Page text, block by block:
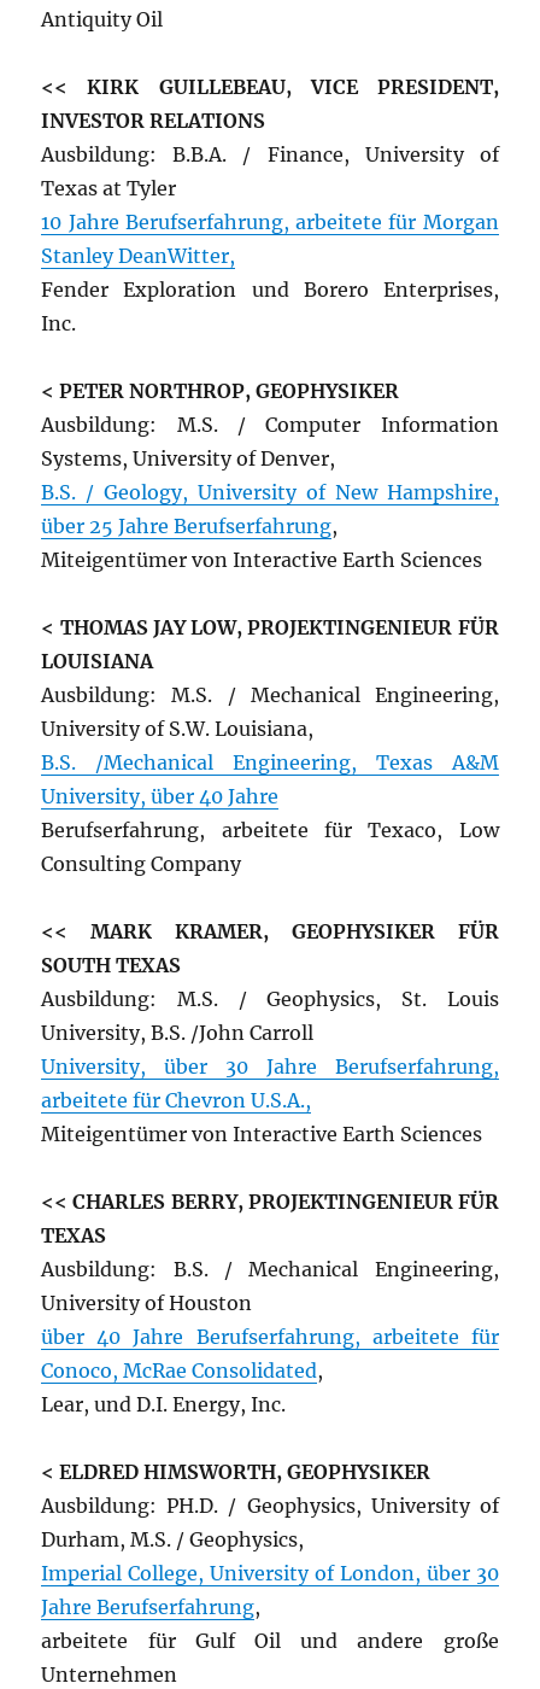
Antiquity Oil
<< KIRK GUILLEBEAU, VICE PRESIDENT,
INVESTOR RELATIONS
Ausbildung: B.B.A. / Finance, University of
Texas at Tyler
10 Jahre Berufserfahrung, arbeitete für Morgan
Stanley DeanWitter,
Fender Exploration und Borero Enterprises,
Inc.
< PETER NORTHROP, GEOPHYSIKER
Ausbildung: M.S. / Computer Information
Systems, University of Denver,
B.S. / Geology, University of New Hampshire,
über 25 Jahre Berufserfahrung,
Miteigentümer von Interactive Earth Sciences
< THOMAS JAY LOW, PROJEKTINGENIEUR FÜR
LOUISIANA
Ausbildung: M.S. / Mechanical Engineering,
University of S.W. Louisiana,
B.S. /Mechanical Engineering, Texas A&M
University, über 40 Jahre
Berufserfahrung, arbeitete für Texaco, Low
Consulting Company
<< MARK KRAMER, GEOPHYSIKER FÜR
SOUTH TEXAS
Ausbildung: M.S. / Geophysics, St. Louis
University, B.S. /John Carroll
University, über 30 Jahre Berufserfahrung,
arbeitete für Chevron U.S.A.,
Miteigentümer von Interactive Earth Sciences
<< CHARLES BERRY, PROJEKTINGENIEUR FÜR
TEXAS
Ausbildung: B.S. / Mechanical Engineering,
University of Houston
über 40 Jahre Berufserfahrung, arbeitete für
Conoco, McRae Consolidated,
Lear, und D.I. Energy, Inc.
< ELDRED HIMSWORTH, GEOPHYSIKER
Ausbildung: PH.D. / Geophysics, University of
Durham, M.S. / Geophysics,
Imperial College, University of London, über 30
Jahre Berufserfahrung,
arbeitete für Gulf Oil und andere große
Unternehmen